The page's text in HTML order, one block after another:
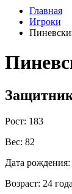
Главная
Игроки
Рост: 183
Вес: 82
Дата рождения:
Возраст: 24 года